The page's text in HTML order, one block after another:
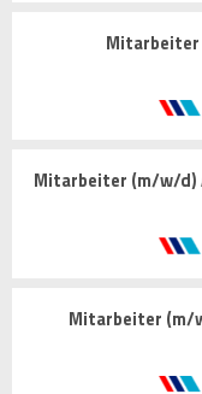
Mitarbeiter (m/w/d)
Mitarbeiter (m/